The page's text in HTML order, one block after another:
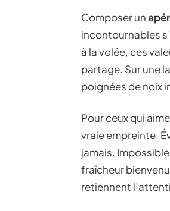
Composer un
incontournables
à la volée, ces
partage. Sur une
poignées de noix
Pour ceux qui
vraie empreinte.
jamais.
fraîcheur
retiennent